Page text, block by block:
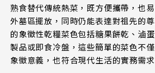
熟食替代傳統熱菜，既方便攜帶，也
外墓區擺放，同時仍能表達對祖先的
的象徵性乾糧菜色包括糖果餅乾、滷
製品或即食冷盤，這些簡單的菜色不
象徵意義，也符合現代生活的實務需求